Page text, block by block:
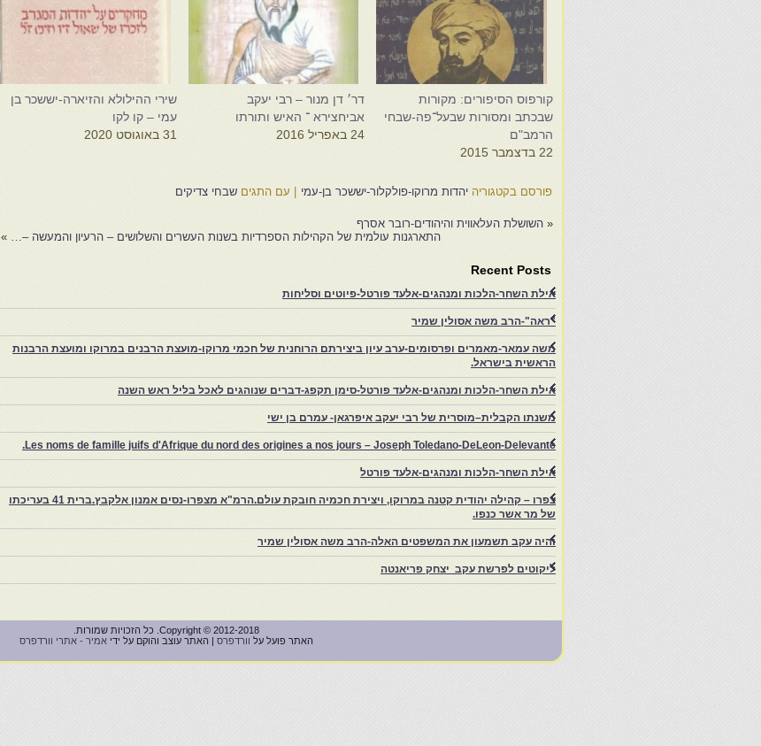
קורפוס הסיפורים: מקורות
שבכתב ומסורות שבעל־פה-שבחי
הרמב"ם
22 בדצמבר 2015
דר׳ דן מנור – רבי יעקב
אביחצירא ־ האיש ותורתו
24 באפריל 2016
שירי ההילולא והזיארה-יששכר בן
עמי – קו לקו
31 באוגוסט 2020
פורסם בקטגוריה יהדות מרוקו-פולקלור-יששכר בן-עמי עם התגים שבחי צדיקים
« השושלת העלאווית והיהודים-רובר אסרף
התארגנות עולמית של הקהילות הספרדיות בשנות העשרים והשלושים – הרעיון והמעשה –… »
Recent Posts
אילת השחר-הלכות ומנהגים-אלעד פורטל-פיוטים וסליחות
"ראה"-הרב משה אסולין שמיר
משה עמאר-מאמרים ופרסומים-ערב עיון ביצירתם הרוחנית של חכמי מרוקו-מועצת הרבנים במרוקו ומועצת הרבנות
הראשית בישראל.
אילת השחר-הלכות ומנהגים-אלעד פורטל-סימן תקפג-דברים שנוהגים לאכל בליל ראש השנה
משנתו הקבלית–מוסרית של רבי יעקב איפרגאן- עמרם בן ישי
Les noms de famille juifs d'Afrique du nord des origines a nos jours – Joseph Toledano-DeLeon-Delevante.
אילת השחר-הלכות ומנהגים-אלעד פורטל
צפרו – קהילה יהודית קטנה במרוקו, ויצירת חכמיה חובקת עולם.הרמ"א מצפרו-נסים אמנון אלקבץ.ברית 41 בעריכתו
של מר אשר כנפו.
והיה עקב תשמעון את המשפטים האלה-הרב משה אסולין שמיר
ליקוטים לפרשת עקב יצחק פריאנטה
Copyright © 2012-2018. כל הזכויות שמורות.
האתר פועל על וורדפרס | האתר עוצב והוקם על ידי אמיר - אתרי וורדפרס